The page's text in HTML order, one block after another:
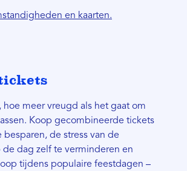
en kaarten.
hoe meer vreugd als het gaat om
Koop gecombineerde tickets
de stress van de
dag zelf te verminderen en
tijdens populaire feestdagen –